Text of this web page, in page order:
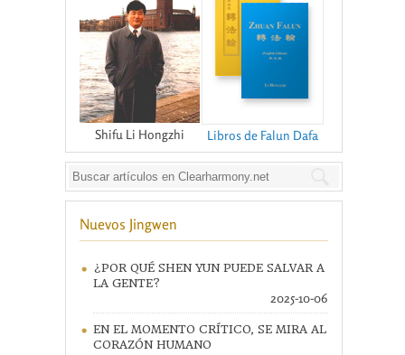
Shifu Li Hongzhi Libros de Falun Dafa
Nuevos Jingwen
¿POR QUÉ SHEN YUN PUEDE SALVAR A
LA GENTE?
2025-10-06
EN EL MOMENTO CRÍTICO, SE MIRA AL
CORAZÓN HUMANO